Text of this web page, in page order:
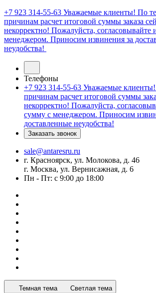
+7 923 314-55-63 Уважаемые клиенты! По
причинам расчет итоговой суммы заказа
некорректно! Пожалуйста, согласовывайте
менеджером. Приносим извинения за
неудобства!
Телефоны
+7 923 314-55-63 Уважаемые
причинам расчет итоговой суммы
некорректно! Пожалуйста,
сумму с менеджером. Приносим
доставленные неудобства!
Заказать звонок
sale@antaresru.ru
г. Красноярск, ул. Молокова, д. 46
г. Москва, ул. Вернисажная, д. 6
Пн - Пт: с 9:00 до 18:00
Темная тема Светлая тема